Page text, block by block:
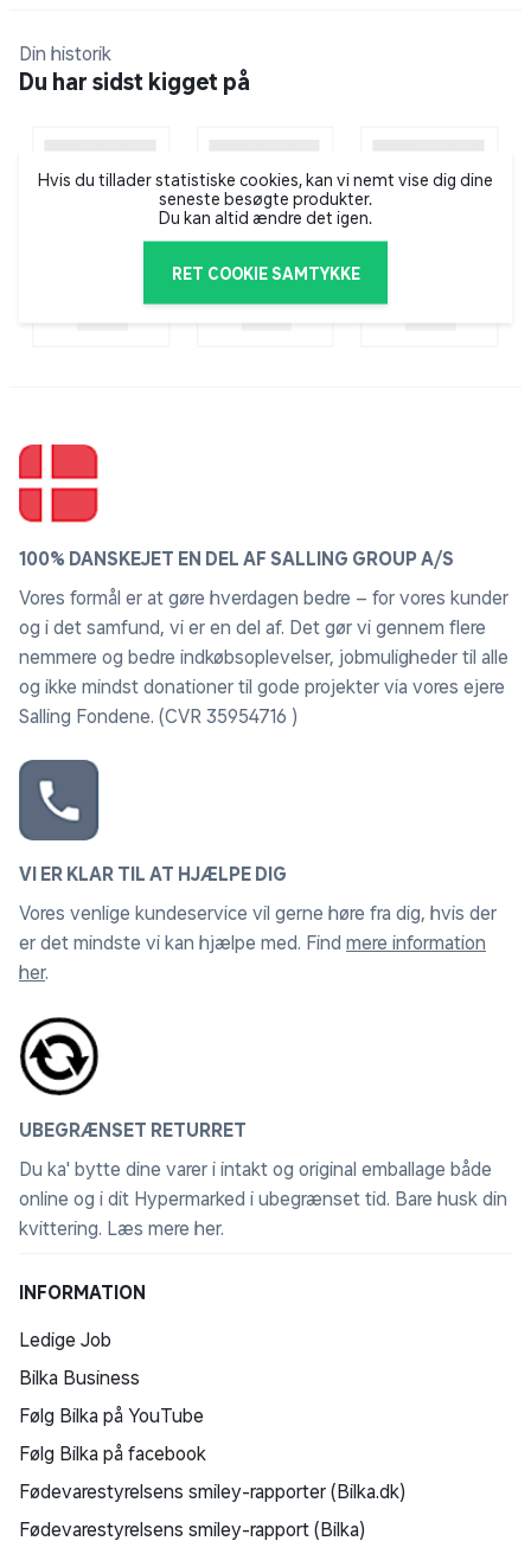
briller og åndedrætsværn når du arbejder med
spraymaling.
Din historik
Du har sidst kigget på
Hvis du tillader statistiske cookies, kan vi nemt vise dig dine
seneste besøgte produkter.
Du kan altid ændre det igen.
RET COOKIE SAMTYKKE
100% DANSKEJET EN DEL AF SALLING GROUP A/S
Vores formål er at gøre hverdagen bedre – for vores kunder
og i det samfund, vi er en del af. Det gør vi gennem flere
nemmere og bedre indkøbsoplevelser, jobmuligheder til alle
og ikke mindst donationer til gode projekter via vores ejere
Salling Fondene. (CVR 35954716 )
VI ER KLAR TIL AT HJÆLPE DIG
Vores venlige kundeservice vil gerne høre fra dig, hvis der
er det mindste vi kan hjælpe med. Find mere information
her.
UBEGRÆNSET RETURRET
Du ka' bytte dine varer i intakt og original emballage både
online og i dit Hypermarked i ubegrænset tid. Bare husk din
kvittering. Læs mere her.
INFORMATION
Ledige Job
Bilka Business
Følg Bilka på YouTube
Følg Bilka på facebook
Fødevarestyrelsens smiley-rapporter (Bilka.dk)
Fødevarestyrelsens smiley-rapport (Bilka)